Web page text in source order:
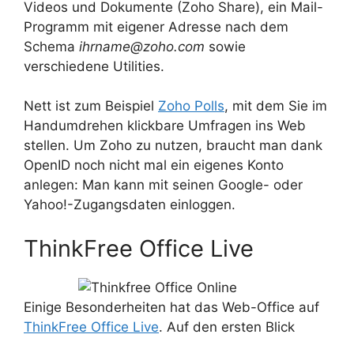
Videos und Dokumente (Zoho Share), ein Mail-
Programm mit eigener Adresse nach dem
Schema ihrname@zoho.com sowie
verschiedene Utilities.
Nett ist zum Beispiel Zoho Polls, mit dem Sie im
Handumdrehen klickbare Umfragen ins Web
stellen. Um Zoho zu nutzen, braucht man dank
OpenID noch nicht mal ein eigenes Konto
anlegen: Man kann mit seinen Google- oder
Yahoo!-Zugangsdaten einloggen.
ThinkFree Office Live
Einige Besonderheiten hat das Web-Office auf
ThinkFree Office Live. Auf den ersten Blick